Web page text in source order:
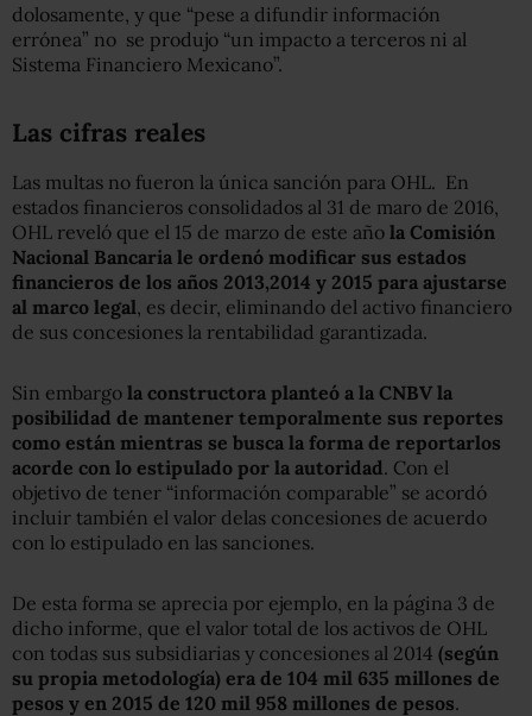
dolosamente, y que “pese a difundir información
errónea” no se produjo “un impacto a terceros ni al
Sistema Financiero Mexicano”.
Las cifras reales
Las multas no fueron la única sanción para OHL. En
estados financieros consolidados al 31 de maro de 2016,
OHL reveló que el 15 de marzo de este año la Comisión
Nacional Bancaria le ordenó modificar sus estados
financieros de los años 2013,2014 y 2015 para ajustarse
al marco legal , es decir, eliminando del activo financiero
de sus concesiones la rentabilidad garantizada.
Sin embargo la constructora planteó a la CNBV la
posibilidad de mantener temporalmente sus reportes
como están mientras se busca la forma de reportarlos
acorde con lo estipulado por la autoridad. Con el
objetivo de tener “información comparable” se acordó
incluir también el valor delas concesiones de acuerdo
con lo estipulado en las sanciones.
De esta forma se aprecia por ejemplo, en la página 3 de
dicho informe, que el valor total de los activos de OHL
con todas sus subsidiarias y concesiones al 2014 (según
su propia metodología) era de 104 mil 635 millones de
pesos y en 2015 de 120 mil 958 millones de pesos.